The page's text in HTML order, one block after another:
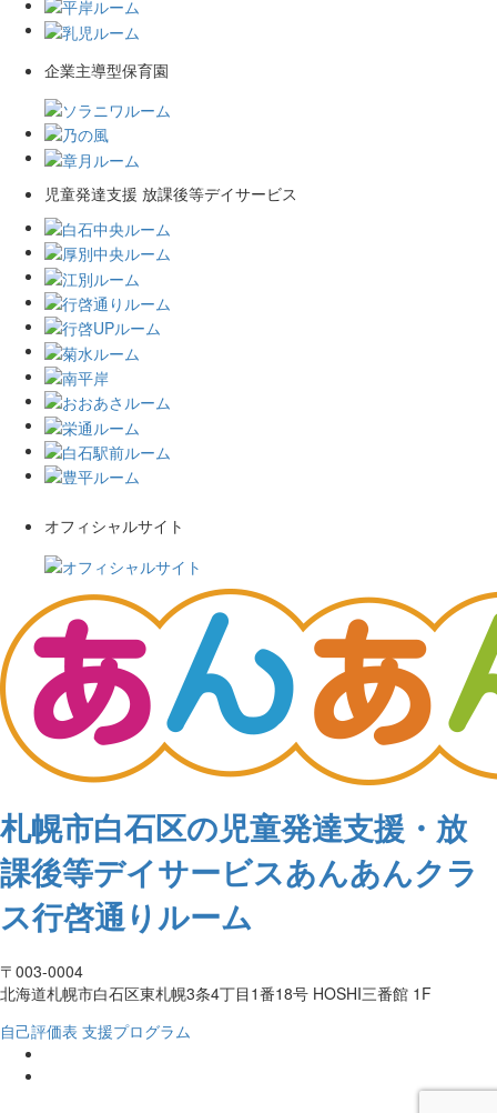
企業主導型保育園
児童発達支援 放課後等デイサービス
オフィシャルサイト
札幌市白石区の児童発達支援・放
課後等デイサービスあんあんクラ
ス行啓通りルーム
〒003-0004
北海道札幌市白石区東札幌3条4丁目1番18号 HOSHI三番館 1F
自己評価表 支援プログラム